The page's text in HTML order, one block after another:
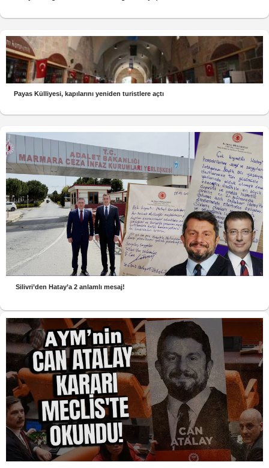
Payas Külliyesi, kapılarını yeniden turistlere açtı
Silivri’den Hatay’a 2 anlamlı mesaj!